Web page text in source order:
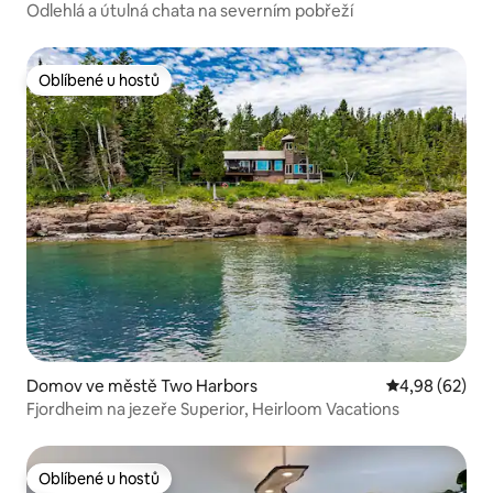
Odlehlá a útulná chata na severním pobřeží
Oblíbené u hostů
Oblíbené u hostů
Domov ve městě Two Harbors Průměrné
4,98 (62)
Fjordheim na jezeře Superior, Heirloom Vacations
Oblíbené u hostů
Oblíbené u hostů